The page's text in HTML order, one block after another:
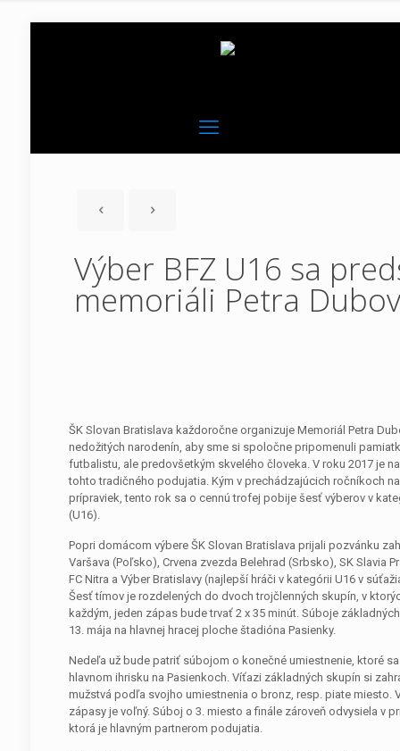
Výber BFZ U16 sa
memoriáli Petra
ŠK Slovan Bratislava každoročne organizuje Memoriál Petra
nedožitých narodenín, aby sme si spoločne pripomenuli
futbalistu, ale predovšetkým skvelého človeka. V roku 2017 je
tohto tradičného podujatia. Kým v prechádzajúcich ročníkoch
prípraviek, tento rok sa o cennú trofej pobije šesť výberov v
(U16).
Popri domácom výbere ŠK Slovan Bratislava prijali pozvánku
Varšava (Poľsko), Crvena zvezda Belehrad (Srbsko), SK Slavia
FC Nitra a Výber Bratislavy (najlepší hráči v kategórii U16 v
Šesť tímov je rozdelených do dvoch trojčlenných skupín, v
každým, jeden zápas bude trvať 2 x 35 minút. Súboje
13. mája na hlavnej hracej ploche štadióna Pasienky.
Nedeľa už bude patriť súbojom o konečné umiestnenie, ktoré
hlavnom ihrisku na Pasienkoch. Víťazi základných skupín si
mužstvá podľa svojho umiestnenia o bronz, resp. piate miesto.
zápasy je voľný. Súboj o 3. miesto a finále zároveň odvysiela v
ktorá je hlavným partnerom podujatia.